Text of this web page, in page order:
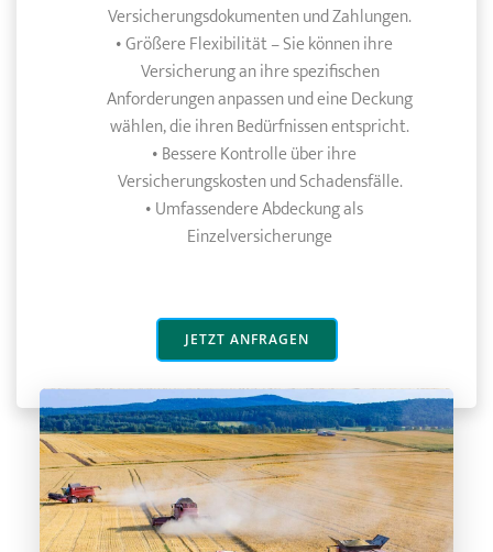
Versicherungsdokumenten und Zahlungen.
Größere Flexibilität – Sie können ihre
Versicherung an ihre spezifischen
Anforderungen anpassen und eine Deckung
wählen, die ihren Bedürfnissen entspricht.
Bessere Kontrolle über ihre
Versicherungskosten und Schadensfälle.
Umfassendere Abdeckung als
Einzelversicherunge
JETZT ANFRAGEN